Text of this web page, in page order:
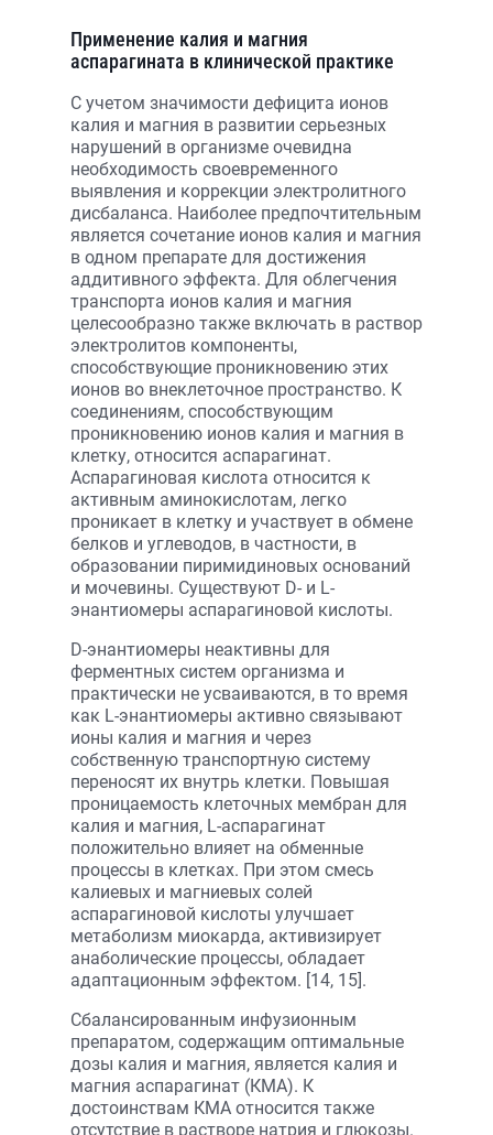
Применение калия и магния
аспарагината в клинической практике
С учетом значимости дефицита ионов
калия и магния в развитии серьезных
нарушений в организме очевидна
необходимость своевременного
выявления и коррекции электролитного
дисбаланса. Наиболее предпочтительным
является сочетание ионов калия и магния
в одном препарате для достижения
аддитивного эффекта. Для облегчения
транспорта ионов калия и магния
целесообразно также включать в раствор
электролитов компоненты,
способствующие проникновению этих
ионов во внеклеточное пространство. К
соединениям, способствующим
проникновению ионов калия и магния в
клетку, относится аспарагинат.
Аспарагиновая кислота относится к
активным аминокислотам, легко
проникает в клетку и участвует в обмене
белков и углеводов, в частности, в
образовании пиримидиновых оснований
и мочевины. Существуют D- и L-
энантиомеры аспарагиновой кислоты.
D-энантиомеры неактивны для
ферментных систем организма и
практически не усваиваются, в то время
как L-энантиомеры активно связывают
ионы калия и магния и через
собственную транспортную систему
переносят их внутрь клетки. Повышая
проницаемость клеточных мембран для
калия и магния, L-аспарагинат
положительно влияет на обменные
процессы в клетках. При этом смесь
калиевых и магниевых солей
аспарагиновой кислоты улучшает
метаболизм миокарда, активизирует
анаболические процессы, обладает
адаптационным эффектом. [14, 15].
Сбалансированным инфузионным
препаратом, содержащим оптимальные
дозы калия и магния, является калия и
магния аспарагинат (КМА). К
достоинствам КМА относится также
отсутствие в растворе натрия и глюкозы.